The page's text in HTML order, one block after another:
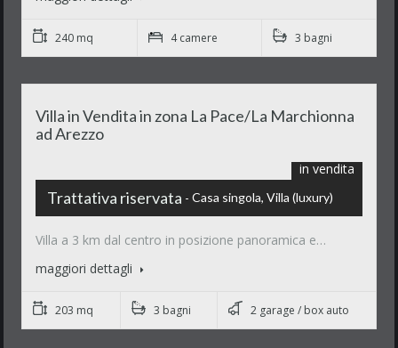
240 mq 4 camere 3 bagni
Villa in Vendita in zona La Pace/La Marchionna
ad Arezzo
in vendita
Trattativa riservata Casa singola, Villa (luxury)
Villa a 3 km dal centro in posizione panoramica e…
maggiori dettagli
203 mq 3 bagni 2 garage / box auto